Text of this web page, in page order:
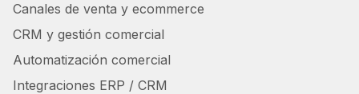
Canales de venta y ecommerce
CRM y gestión comercial
Automatización comercial
Integraciones ERP / CRM